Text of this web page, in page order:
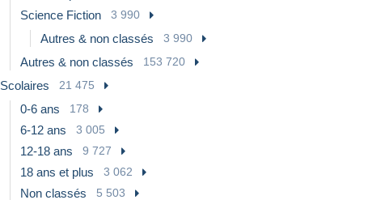
Science Fiction 3 990
Autres & non classés 3 990
Autres & non classés 153 720
Scolaires 21 475
0-6 ans 178
6-12 ans 3 005
12-18 ans 9 727
18 ans et plus 3 062
Non classés 5 503